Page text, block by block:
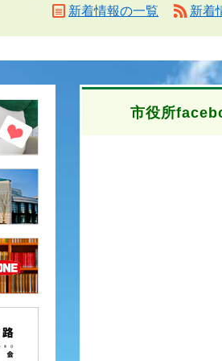
新着情報の一覧 新着
市役所